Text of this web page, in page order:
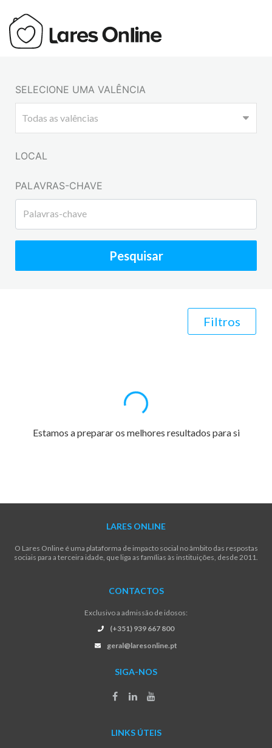
SELECIONE UMA VALÊNCIA
LOCAL
PALAVRAS-CHAVE
Pesquisar
Filtros
Estamos a preparar os melhores resultados para si
LARES ONLINE
O Lares Online é uma plataforma de impacto social no âmbito das respostas
sociais para a terceira idade, que liga as famílias às instituições, desde 2011.
CONTACTOS
Exclusivo a admissão de idosos:
(+351) 939 667 800
geral@laresonline.pt
SIGA-NOS
LINKS ÚTEIS